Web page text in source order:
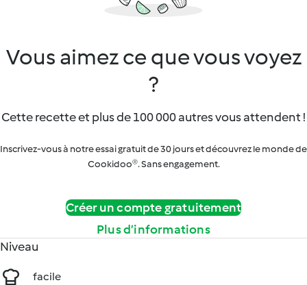
Vous aimez ce que vous voyez
?
Cette recette et plus de 100 000 autres vous attendent !
Inscrivez-vous à notre essai gratuit de 30 jours et découvrez le monde de
Cookidoo®. Sans engagement.
Créer un compte gratuitement
Plus d’informations
Niveau
facile